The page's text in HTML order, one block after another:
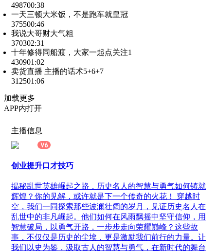
498700:38
一天三顿大米饭，不是跑车就皇冠
375500:46
我说大哥财大气粗
370302:31
十年修得同船渡，大家一起点关注1
430901:02
卖货直播 主播的话术5+6+7
312501:06
加载更多
APP内打开
主播信息
创业提升口才技巧
揭秘乱世英雄崛起之路，历史名人的智慧与勇气如何铸就
辉煌？你的见解，或许就是下一个传奇的火花！ 穿越时
空，我们一同探索那些波澜壮阔的岁月，见证历史名人在
乱世中的非凡崛起。他们如何在风雨飘摇中坚守信仰，用
智慧破局，以勇气开路，一步步走向荣耀巅峰？这些故
事，不仅仅是历史的尘埃，更是激励我们前行的力量。让
我们以史为鉴，汲取古人的智慧与勇气，在新时代的舞台